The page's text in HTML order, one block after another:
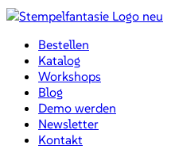
Zum
wechselnBestellen
Katalog
Workshops
Blog
Demo werden
Newsletter
Kontakt